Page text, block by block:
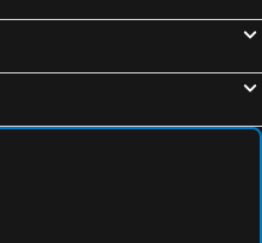
Ferra Hotel and Garden Suites
Boracay Beach Club